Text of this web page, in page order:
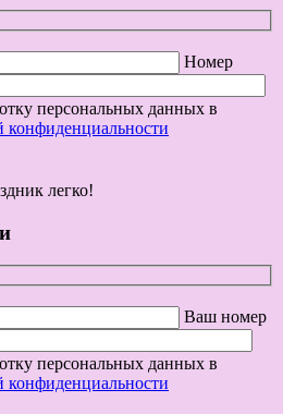
Номер
персональных данных в
конфиденциальности
легко!
Ваш номер
персональных данных в
конфиденциальности